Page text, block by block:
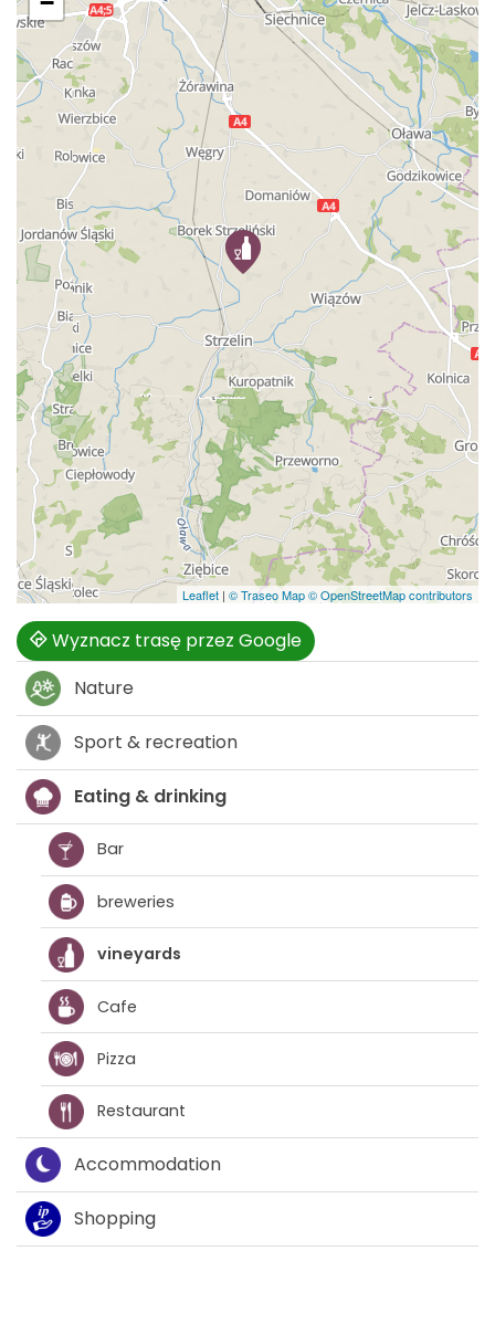
Leaflet | © Traseo Map© OpenStreetMap contributors
Wyznacz trasę przez Google
Nature
Sport & recreation
Eating & drinking
Bar
breweries
vineyards
Cafe
Pizza
Restaurant
Accommodation
Shopping